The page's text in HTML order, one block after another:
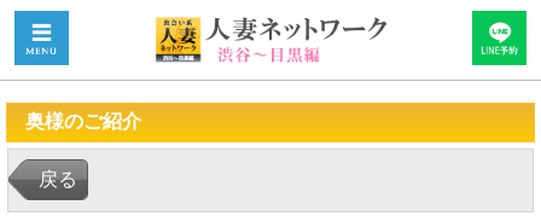
奥様のご紹介
戻る